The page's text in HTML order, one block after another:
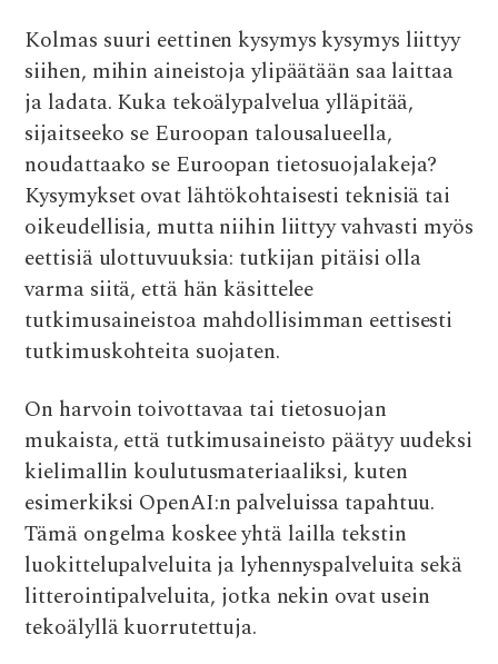
Kolmas suuri eettinen kysymys kysymys liittyy
siihen, mihin aineistoja ylipäätään saa laittaa
ja ladata. Kuka tekoälypalvelua ylläpitää,
sijaitseeko se Euroopan talousalueella,
noudattaako se Euroopan tietosuojalakeja?
Kysymykset ovat lähtökohtaisesti teknisiä tai
oikeudellisia, mutta niihin liittyy vahvasti myös
eettisiä ulottuvuuksia: tutkijan pitäisi olla
varma siitä, että hän käsittelee
tutkimusaineistoa mahdollisimman eettisesti
tutkimuskohteita suojaten.
On harvoin toivottavaa tai tietosuojan
mukaista, että tutkimusaineisto päätyy uudeksi
kielimallin koulutusmateriaaliksi, kuten
esimerkiksi OpenAI:n palveluissa tapahtuu.
Tämä ongelma koskee yhtä lailla tekstin
luokittelupalveluita ja lyhennyspalveluita sekä
litterointipalveluita, jotka nekin ovat usein
tekoälyllä kuorrutettuja.